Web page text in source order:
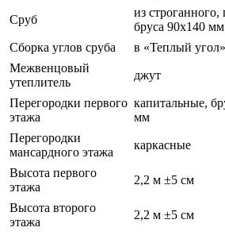
Сруб
из
бруса 90х140 мм
Сборка углов сруба
в «Теплый угол»
Межвенцовый
утеплитель
джут
Перегородки первого
этажа
капитальные,
мм
Перегородки
мансардного этажа
каркасные
Высота первого
этажа
2,2 м ±5 см
Высота второго
этажа
2,2 м ±5 см